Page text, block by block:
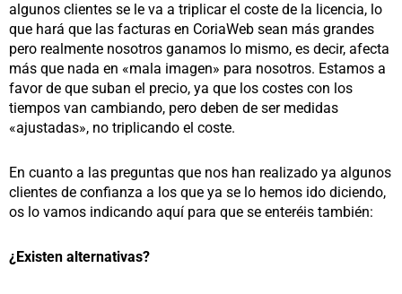
algunos clientes se le va a triplicar el coste de la licencia, lo
que hará que las facturas en CoriaWeb sean más grandes
pero realmente nosotros ganamos lo mismo, es decir, afecta
más que nada en «mala imagen» para nosotros. Estamos a
favor de que suban el precio, ya que los costes con los
tiempos van cambiando, pero deben de ser medidas
«ajustadas», no triplicando el coste.
En cuanto a las preguntas que nos han realizado ya algunos
clientes de confianza a los que ya se lo hemos ido diciendo,
os lo vamos indicando aquí para que se enteréis también:
¿Existen alternativas?